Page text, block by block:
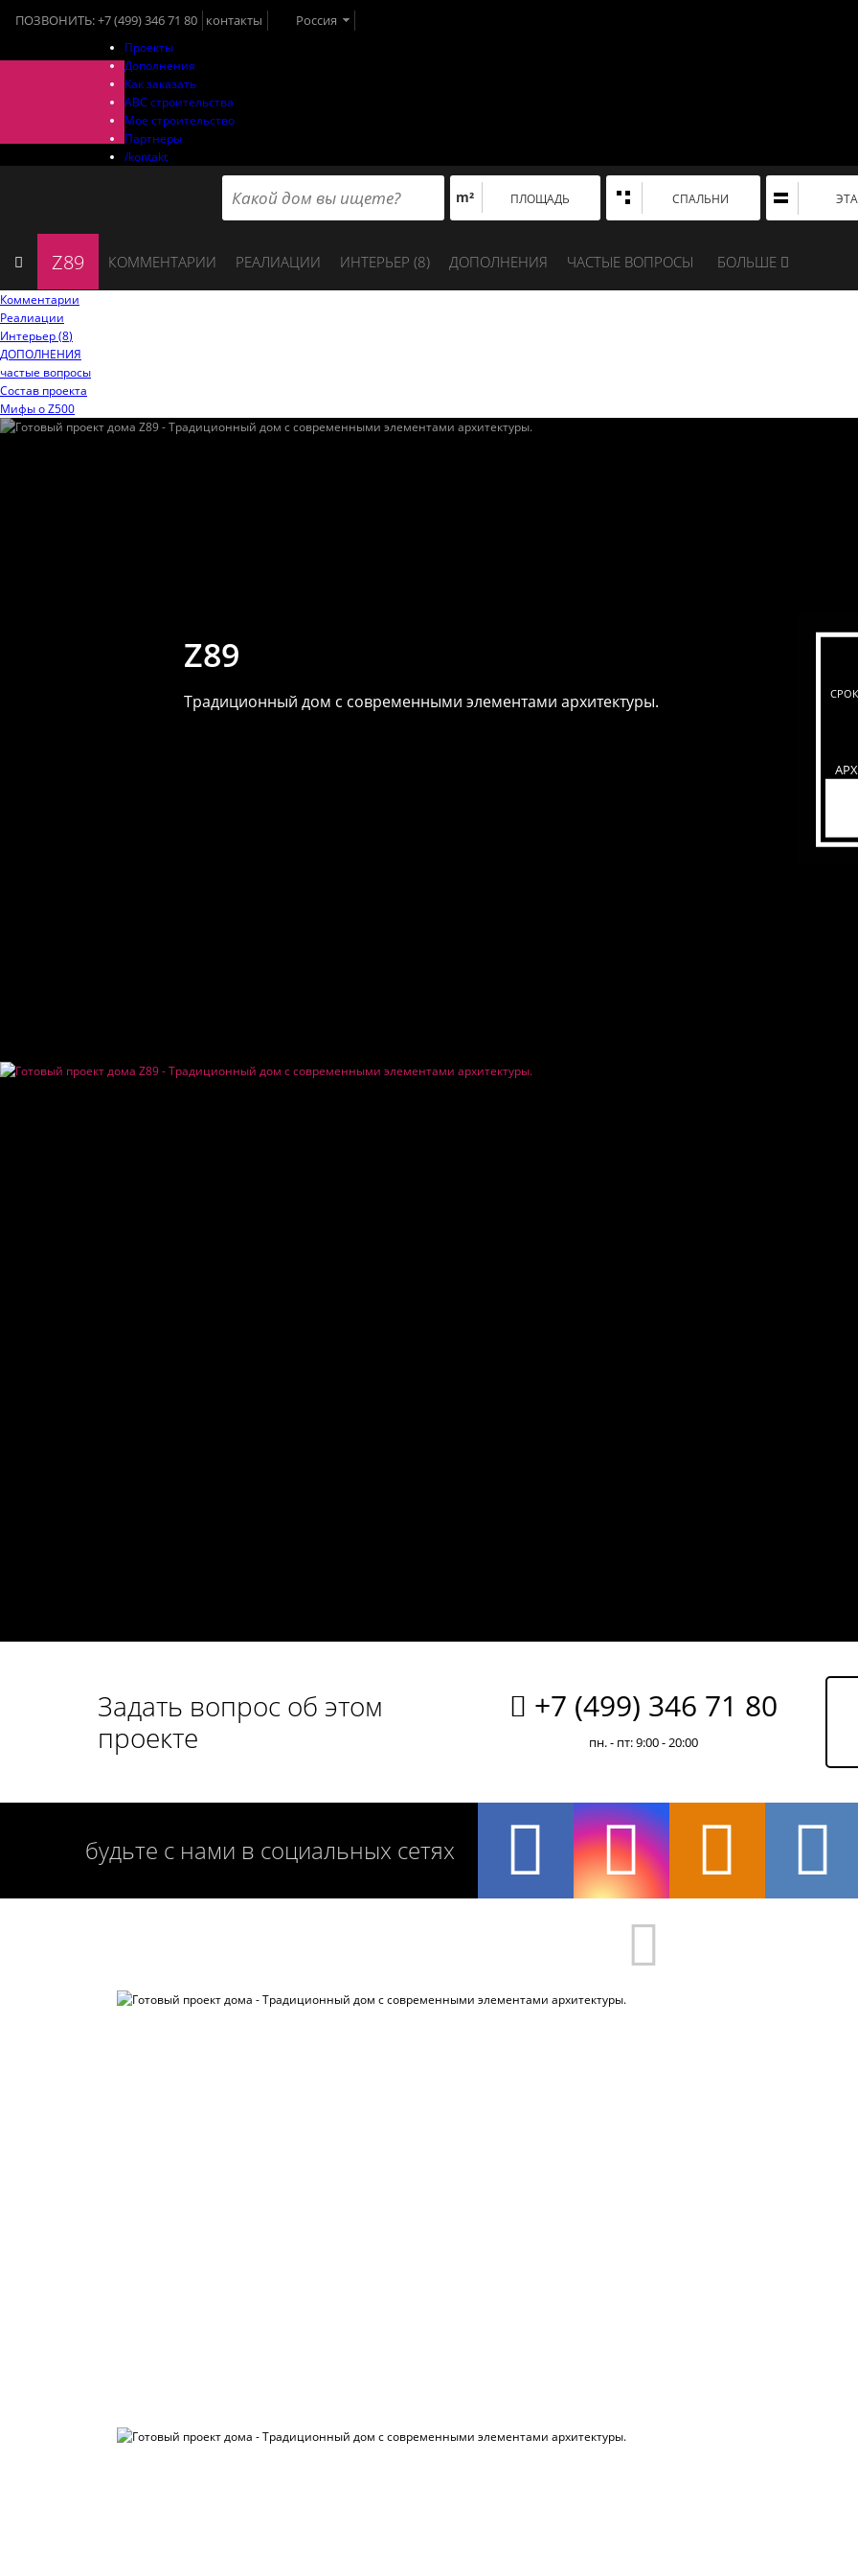
ПОЗВОНИТЬ:+7 (499) 346 71 80 контакты Россия
Проекты
Дополнения
Как заказать
ABC строительства
Мое строительство
Партнеры
/kontakt
m² ПЛОЩАДЬ СПАЛЬНИ
Z89 КОММЕНТАРИИ РЕАЛИАЦИИ ИНТЕРЬЕР (8) ДОПОЛНЕНИЯ ЧАСТЫЕ ВОПРОСЫ БОЛЬШЕ
Комментарии
Реалиации
Интерьер (8)
ДОПОЛНЕНИЯ
частые вопросы
Состав проекта
Мифы o Z500
Z89
Традиционный дом с современными элементами архитектуры.
Задать вопрос об этом
проекте
+7 (499) 346 71 80
пн. - пт: 9:00 - 20:00
будьте с нами в социальных сетях